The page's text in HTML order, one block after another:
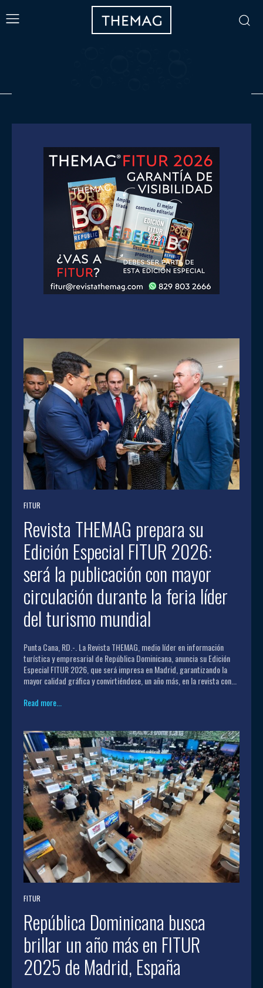
FITUR
Revista THEMAG prepara su
Edición Especial FITUR 2026:
será la publicación con mayor
circulación durante la feria líder
del turismo mundial
Punta Cana, RD.-. La Revista THEMAG, medio líder en información
turística y empresarial de República Dominicana, anuncia su Edición
Especial FITUR 2026, que será impresa en Madrid, garantizando la
mayor calidad gráfica y convirtiéndose, un año más, en la revista con...
Read more...
FITUR
República Dominicana busca
brillar un año más en FITUR
2025 de Madrid, España